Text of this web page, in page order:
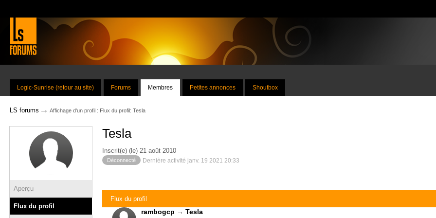
Logic-Sunrise (retour au site) Forums Membres Petites annonces Shoutbox
LS forums → Affichage d'un profil : Flux du profil: Tesla
Aperçu
Flux du profil
Tesla
Inscrit(e) (le) 21 août 2010
Déconnecté Dernière activité janv. 19 2021 20:33
Flux du profil
rambogcp → Tesla